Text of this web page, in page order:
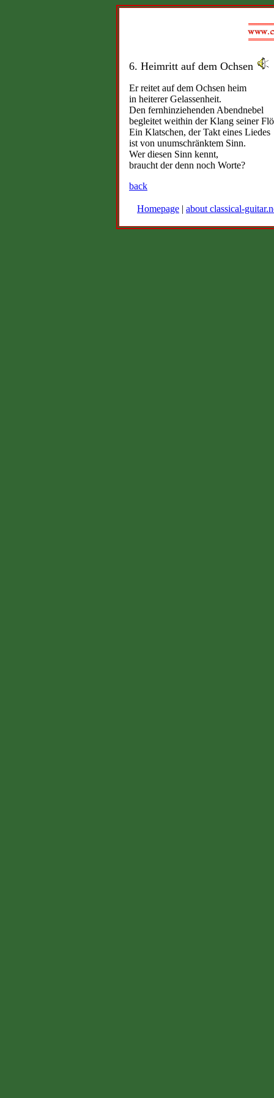
6. Heimritt auf dem Ochsen
Er reitet auf dem Ochsen heim
in heiterer Gelassenheit.
Den fernhinziehenden Abendnebel
begleitet weithin der Klang seiner
Ein Klatschen, der Takt eines Liedes
ist von unumschränktem Sinn.
Wer diesen Sinn kennt,
braucht der denn noch Worte?
back
Homepage | about classical-